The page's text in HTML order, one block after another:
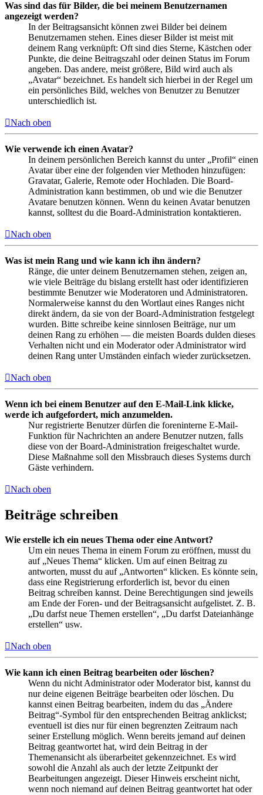
Was sind das für Bilder, die bei meinem Benutzernamen
angezeigt werden?
In der Beitragsansicht können zwei Bilder bei deinem
Benutzernamen stehen. Eines dieser Bilder ist meist mit
deinem Rang verknüpft: Oft sind dies Sterne, Kästchen oder
Punkte, die deine Beitragszahl oder deinen Status im Forum
angeben. Das andere, meist größere, Bild wird auch als
„Avatar“ bezeichnet. Es handelt sich hierbei in der Regel um
ein persönliches Bild, welches von Benutzer zu Benutzer
unterschiedlich ist.
Nach oben
Wie verwende ich einen Avatar?
In deinem persönlichen Bereich kannst du unter „Profil“ einen
Avatar über eine der folgenden vier Methoden hinzufügen:
Gravatar, Galerie, Remote oder Hochladen. Die Board-
Administration kann bestimmen, ob und wie die Benutzer
Avatare benutzen können. Wenn du keinen Avatar benutzen
kannst, solltest du die Board-Administration kontaktieren.
Nach oben
Was ist mein Rang und wie kann ich ihn ändern?
Ränge, die unter deinem Benutzernamen stehen, zeigen an,
wie viele Beiträge du bislang erstellt hast oder identifizieren
bestimmte Benutzer wie Moderatoren und Administratoren.
Normalerweise kannst du den Wortlaut eines Ranges nicht
direkt ändern, da sie von der Board-Administration festgelegt
wurden. Bitte schreibe keine sinnlosen Beiträge, nur um
deinen Rang zu erhöhen — die meisten Boards dulden dieses
Verhalten nicht und ein Moderator oder Administrator wird
deinen Rang unter Umständen einfach wieder zurücksetzen.
Nach oben
Wenn ich bei einem Benutzer auf den E-Mail-Link klicke,
werde ich aufgefordert, mich anzumelden.
Nur registrierte Benutzer dürfen die foreninterne E-Mail-
Funktion für Nachrichten an andere Benutzer nutzen, falls
diese von der Board-Administration freigeschaltet wurde.
Diese Maßnahme soll den Missbrauch dieses Systems durch
Gäste verhindern.
Nach oben
Beiträge schreiben
Wie erstelle ich ein neues Thema oder eine Antwort?
Um ein neues Thema in einem Forum zu eröffnen, musst du
auf „Neues Thema“ klicken. Um auf einen Beitrag zu
antworten, musst du auf „Antworten“ klicken. Es könnte sein,
dass eine Registrierung erforderlich ist, bevor du einen
Beitrag schreiben kannst. Deine Berechtigungen sind jeweils
am Ende der Foren- und der Beitragsansicht aufgelistet. Z. B.
„Du darfst neue Themen erstellen“, „Du darfst Dateianhänge
erstellen“ usw.
Nach oben
Wie kann ich einen Beitrag bearbeiten oder löschen?
Wenn du nicht Administrator oder Moderator bist, kannst du
nur deine eigenen Beiträge bearbeiten oder löschen. Du
kannst einen Beitrag bearbeiten, indem du das „Ändere
Beitrag“-Symbol für den entsprechenden Beitrag anklickst;
eventuell ist dies nur für einen begrenzten Zeitraum nach
seiner Erstellung möglich. Wenn bereits jemand auf deinen
Beitrag geantwortet hat, wird dein Beitrag in der
Themenansicht als überarbeitet gekennzeichnet. Es wird
sowohl die Anzahl als auch der letzte Zeitpunkt der
Bearbeitungen angezeigt. Dieser Hinweis erscheint nicht,
wenn noch niemand auf deinen Beitrag geantwortet hat oder